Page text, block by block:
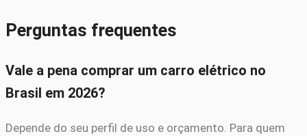
Perguntas frequentes
Vale a pena comprar um carro elétrico no
Brasil em 2026?
Depende do seu perfil de uso e orçamento. Para quem